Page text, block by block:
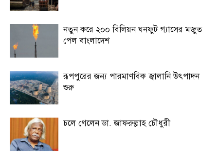
নতুন করে ২০০ বিলিয়ন ঘনফুট গ্যাসের মজুত
পেল বাংলাদেশ
রূপপুরের জন্য পারমাণবিক জ্বালানি উৎপাদন
শুরু
চলে গেলেন ডা. জাফরুল্লাহ চৌধুরী